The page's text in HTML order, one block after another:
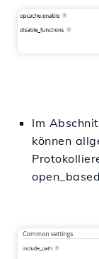
Im
können